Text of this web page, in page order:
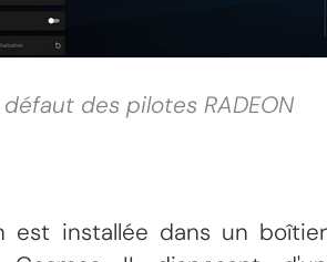
des pilotes RADEON
est installée dans un boîtier